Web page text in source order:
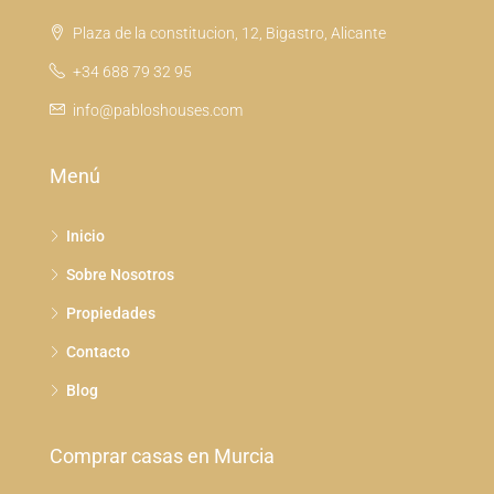
Plaza de la constitucion, 12, Bigastro, Alicante
+34 688 79 32 95
info@pabloshouses.com
Menú
Inicio
Sobre Nosotros
Propiedades
Contacto
Blog
Comprar casas en Murcia